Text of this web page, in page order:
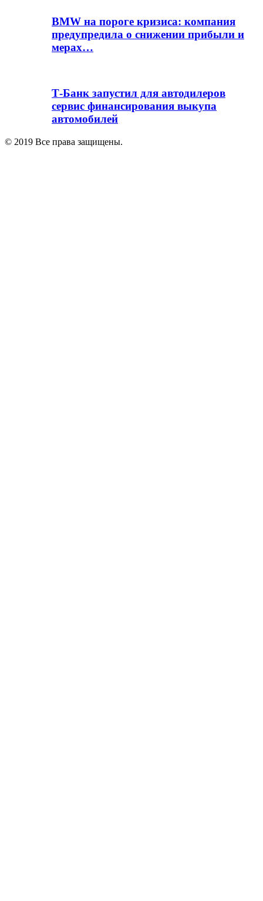
BMW на пороге кризиса: компания
предупредила о снижении прибыли и
мерах…
Т-Банк запустил для автодилеров
сервис финансирования выкупа
автомобилей
© 2019 Все права защищены.